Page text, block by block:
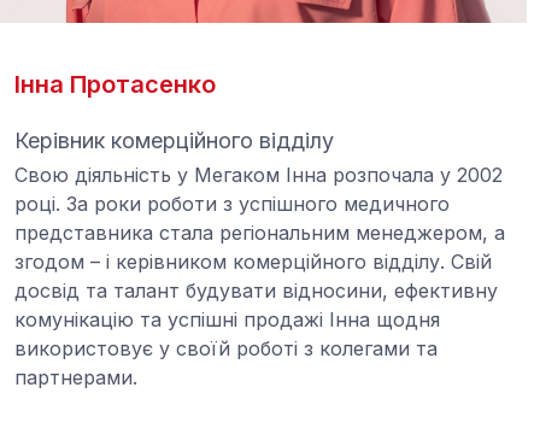
Інна Протасенко
Керівник комерційного відділу
Свою діяльність у Мегаком Інна розпочала у 2002
році. За роки роботи з успішного медичного
представника стала регіональним менеджером, а
згодом – і керівником комерційного відділу. Свій
досвід та талант будувати відносини, ефективну
комунікацію та успішні продажі Інна щодня
використовує у своїй роботі з колегами та
партнерами.